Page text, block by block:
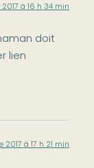
à 16 h 34 min
doit
lien
2017 à 17 h 21 min